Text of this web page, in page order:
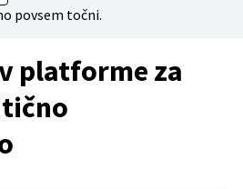
povsem točni.
platforme za